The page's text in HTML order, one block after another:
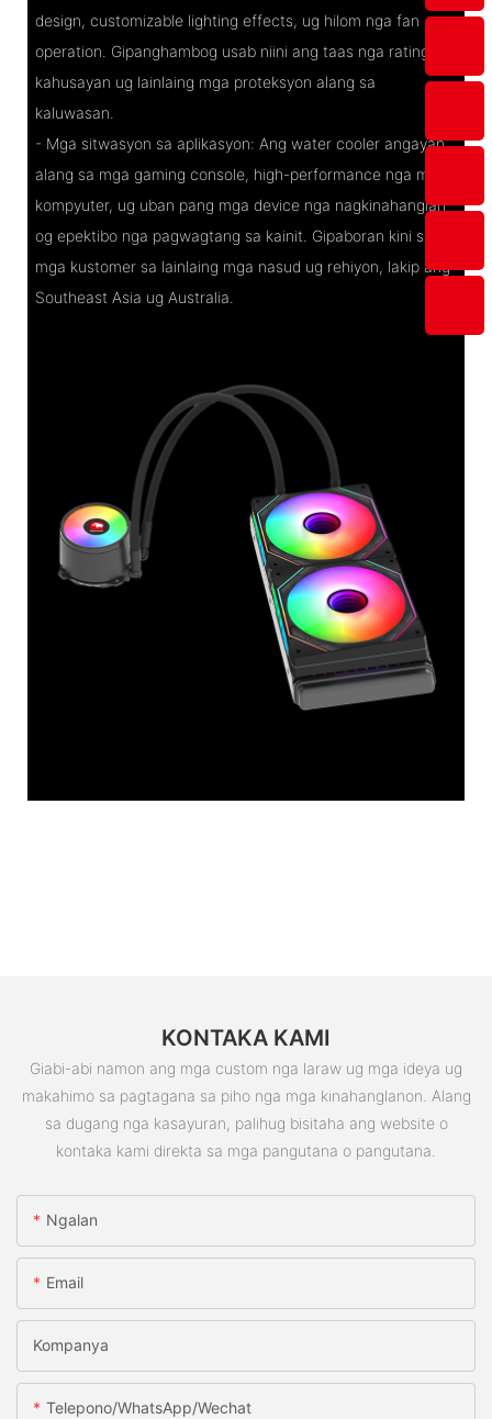
design, customizable lighting effects, ug hilom nga fan
operation. Gipanghambog usab niini ang taas nga rating sa
kahusayan ug lainlaing mga proteksyon alang sa
kaluwasan.
- Mga sitwasyon sa aplikasyon: Ang water cooler angayan
alang sa mga gaming console, high-performance nga mga
kompyuter, ug uban pang mga device nga nagkinahanglan
og epektibo nga pagwagtang sa kainit. Gipaboran kini sa
mga kustomer sa lainlaing mga nasud ug rehiyon, lakip ang
Southeast Asia ug Australia.
KONTAKA KAMI
Giabi-abi namon ang mga custom nga laraw ug mga ideya ug
makahimo sa pagtagana sa piho nga mga kinahanglanon. Alang
sa dugang nga kasayuran, palihug bisitaha ang website o
kontaka kami direkta sa mga pangutana o pangutana.
Ngalan
Email
Kompanya
Telepono/whatsApp/wechat